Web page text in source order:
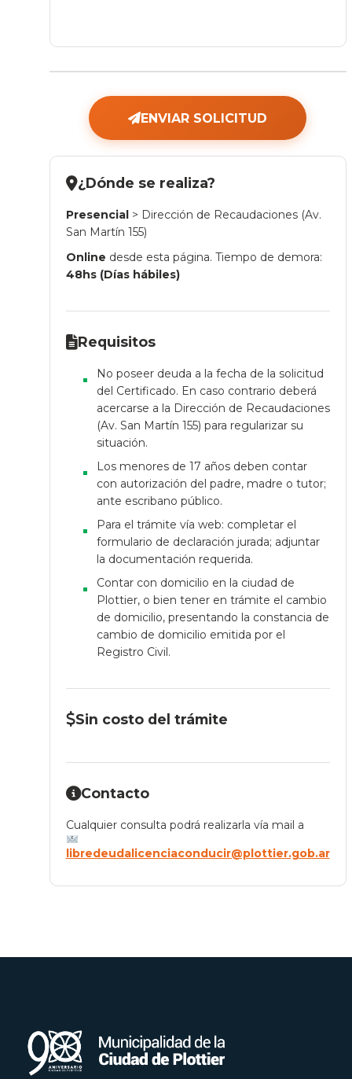
ENVIAR SOLICITUD
¿Dónde se realiza?
Presencial> Dirección de Recaudaciones (Av.
San Martín 155)
Online desde esta página. Tiempo de demora:
48hs (Días hábiles)
Requisitos
No poseer deuda a la fecha de la solicitud
del Certificado. En caso contrario deberá
acercarse a la Dirección de Recaudaciones
(Av. San Martín 155) para regularizar su
situación.
Los menores de 17 años deben contar
con autorización del padre, madre o tutor;
ante escribano público.
Para el trámite vía web: completar el
formulario de declaración jurada; adjuntar
la documentación requerida.
Contar con domicilio en la ciudad de
Plottier, o bien tener en trámite el cambio
de domicilio, presentando la constancia de
cambio de domicilio emitida por el
Registro Civil.
Sin costo del trámite
Contacto
Cualquier consulta podrá realizarla vía mail a
libredeudalicenciaconducir@plottier.gob.ar